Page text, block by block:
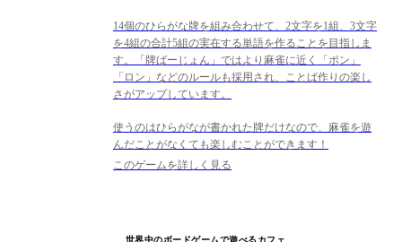
14個のひらがな牌を組み合わせて、2文字を1組、3文字
を4組の合計5組の実在する単語を作ることを目指しま
す。「牌ばーじょん」ではより麻雀に近く「ポン」
「ロン」などのルールも採用され、ことば作りの楽し
さがアップしています。
使うのはひらがなが書かれた牌だけなので、麻雀を遊
んだことがなくても楽しむことができます！
このゲームを詳しく見る
世界中のボードゲームで遊べるカフェ